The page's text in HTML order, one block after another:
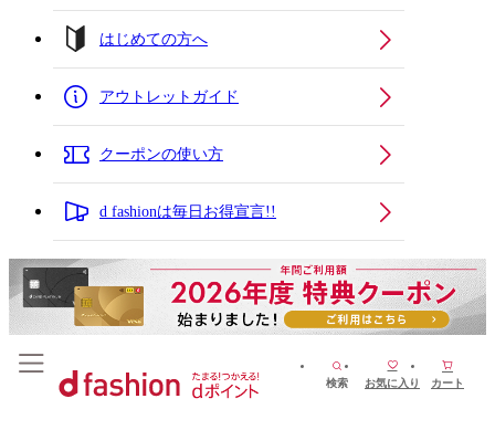
はじめての方へ
アウトレットガイド
クーポンの使い方
d fashionは毎日お得宣言!!
検索 お気に入り カート